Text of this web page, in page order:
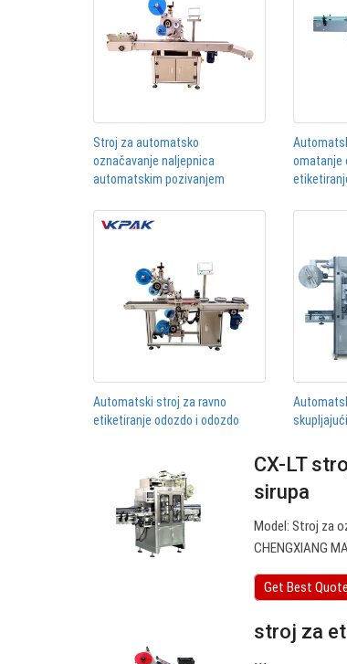
Stroj za automatsko
označavanje naljepnica
automatskim pozivanjem
omatanje
Automatski stroj za ravno
etiketiranje odozdo i odozdo
CX-LT
sirupa
Model: Stroj za
CHENGXIANG
Get Best Quote
stroj za
...